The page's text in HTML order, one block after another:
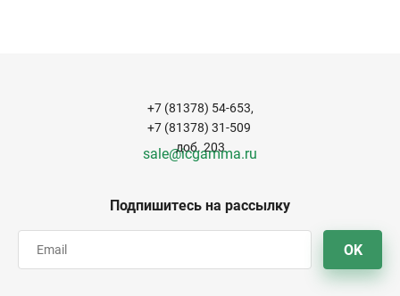
Подпишитесь на рассылку
OK
+7 (81378) 54-653,
+7 (81378) 31-509
доб. 203
sale@icgamma.ru